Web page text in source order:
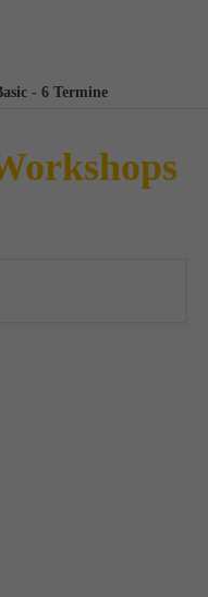
- 6 Termine